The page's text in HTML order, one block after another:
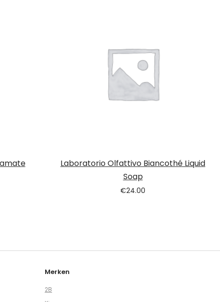
Laboratorio Olfattivo Biancothé Liquid
Soap
€24.00
Merken
2B